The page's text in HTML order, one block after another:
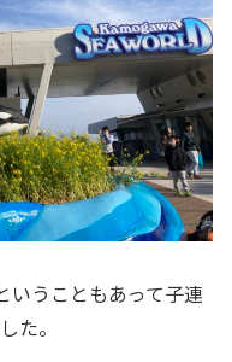
いうこともあって子連
た。